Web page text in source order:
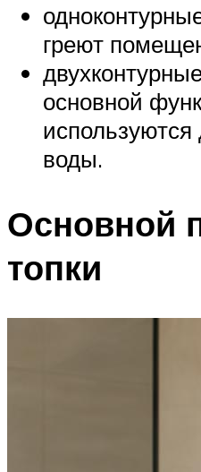
греют
основной
используются
воды.
Основной
топки